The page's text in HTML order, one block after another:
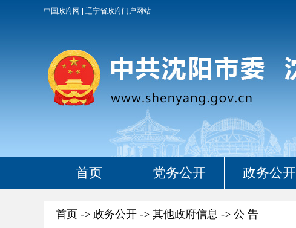
中国政府网 辽宁省政府门户网站
首页 党务公开 政务公开
首页 -> 政务公开 -> 其他政府信息 -> 公 告